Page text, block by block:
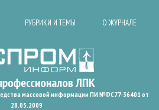
РУБРИКИ И ТЕМЫ О ЖУРНАЛЕ
массовой информации ПИ №ФС77-36401 от
28.05.2009